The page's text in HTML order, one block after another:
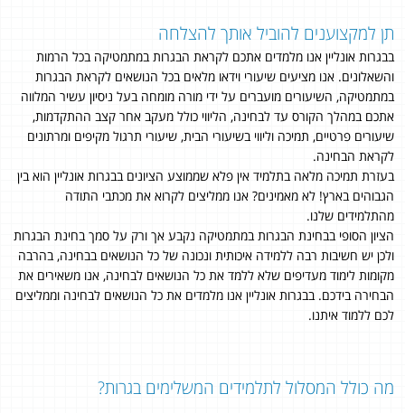
תן למקצוענים להוביל אותך להצלחה
בבגרות אונליין אנו מלמדים אתכם לקראת הבגרות במתמטיקה בכל הרמות
והשאלונים. אנו מציעים שיעורי וידאו מלאים בכל הנושאים לקראת הבגרות
במתמטיקה, השיעורים מועברים על ידי מורה מומחה בעל ניסיון עשיר המלווה
אתכם במהלך הקורס עד לבחינה, הליווי כולל מעקב אחר קצב ההתקדמות,
שיעורים פרטיים, תמיכה וליווי בשיעורי הבית, שיעורי תרגול מקיפים ומרתונים
לקראת הבחינה.
בעזרת תמיכה מלאה בתלמיד אין פלא שממוצע הציונים בבגרות אונליין הוא בין
הגבוהים בארץ! לא מאמינים? אנו ממליצים לקרוא את מכתבי התודה
מהתלמידים שלנו.
הציון הסופי בבחינת הבגרות במתמטיקה נקבע אך ורק על סמך בחינת הבגרות
ולכן יש חשיבות רבה ללמידה איכותית ונכונה של כל הנושאים בבחינה, בהרבה
מקומות לימוד מעדיפים שלא ללמד את כל הנושאים לבחינה, אנו משאירים את
הבחירה בידכם. בבגרות אונליין אנו מלמדים את כל הנושאים לבחינה וממליצים
לכם ללמוד איתנו.
מה כולל המסלול לתלמידים המשלימים בגרות?